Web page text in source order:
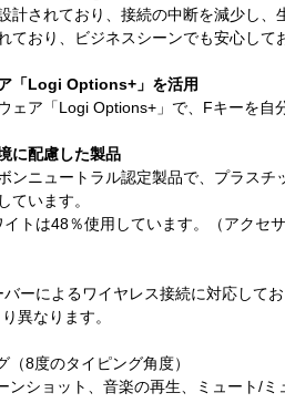
計されており、接続の中断を減少し
ており、ビジネスシーンでも安心して
「Logi Options+」を活用
ェア「Logi Options+」で、Fキーを自
に配慮した製品
ンニュートラル認定製品で、プラスチ
ています。
トは48％使用しています。（アクセ
ーによるワイヤレス接続に対応して
異なります。
8度のタイピング角度）
ンショット、音楽の再生、ミュート/